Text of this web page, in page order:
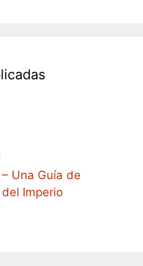
Una Guía de
Imperio